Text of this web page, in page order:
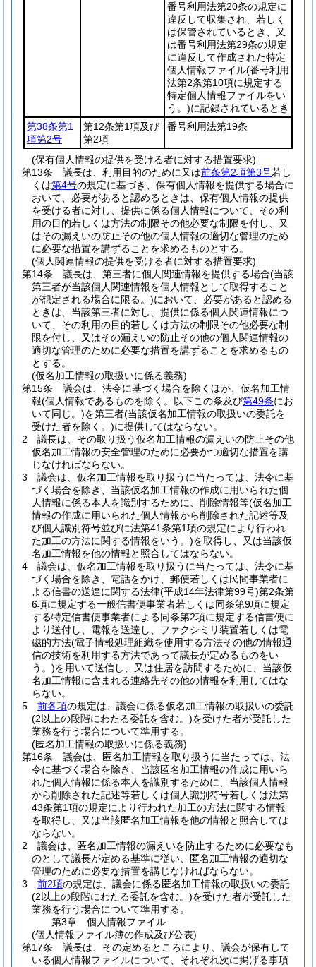
番号利用法第20条の規定に
違反して収集され、若しく
は保管されているとき、又
は番号利用法第29条の規定
に違反して作成された特定
個人情報ファイル(番号利用
法第2条第10項に規定する
特定個人情報ファイルをい
う。)に記録されているとき
第38条第1
項第2号
第12条第1項及び
第2項
番号利用法第19条
(保有個人情報の提供を受ける者に対する措置要求)
第13条
議長は、利用目的のために又は前条第2項第3号若し
くは第4号の規定に基づき、保有個人情報を提供する場合に
おいて、必要があると認めるときは、保有個人情報の提供
を受ける者に対し、提供に係る個人情報について、その利
用の目的若しくは方法の制限その他必要な制限を付し、又
はその漏えいの防止その他の個人情報の適切な管理のため
に必要な措置を講ずることを求めるものとする。
(個人関連情報の提供を受ける者に対する措置要求)
第14条
議長は、第三者に個人関連情報を提供する場合(当該
第三者が当該個人関連情報を個人情報として取得すること
が想定される場合に限る。)において、必要があると認める
ときは、当該第三者に対し、提供に係る個人関連情報につ
いて、その利用の目的若しくは方法の制限その他必要な制
限を付し、又はその漏えいの防止その他の個人関連情報の
適切な管理のために必要な措置を講ずることを求めるもの
とする。
(仮名加工情報の取扱いに係る義務)
第15条
議会は、法令に基づく場合を除くほか、仮名加工情
報(個人情報であるものを除く。以下この条及び第49条にお
いて同じ。)を第三者(当該仮名加工情報の取扱いの委託を
受けた者を除く。)に提供してはならない。
2
議長は、その取り扱う仮名加工情報の漏えいの防止その他
仮名加工情報の安全管理のために必要かつ適切な措置を講
じなければならない。
3
議会は、仮名加工情報を取り扱うに当たっては、法令に基
づく場合を除き、当該仮名加工情報の作成に用いられた個
人情報に係る本人を識別するために、削除情報等(仮名加工
情報の作成に用いられた個人情報から削除された記述等及
び個人識別符号並びに法第41条第1項の規定により行われ
た加工の方法に関する情報をいう。)を取得し、又は当該仮
名加工情報を他の情報と照合してはならない。
4
議会は、仮名加工情報を取り扱うに当たっては、法令に基
づく場合を除き、電話をかけ、郵便若しくは民間事業者に
よる信書の送達に関する法律(平成14年法律第99号)第2条第
6項に規定する一般信書便事業者若しくは同条第9項に規定
する特定信書便事業者による同条第2項に規定する信書便に
より送付し、電報を送達し、ファクシミリ装置若しくは電
磁的方法(電子情報処理組織を使用する方法その他の情報通
信の技術を利用する方法であって議長が定めるものをい
う。)を用いて送信し、又は住居を訪問するために、当該仮
名加工情報に含まれる連絡先その他の情報を利用してはな
らない。
5
前各項の規定は、議会に係る仮名加工情報の取扱いの委託
(2以上の段階にわたる委託を含む。)を受けた者が受託した
業務を行う場合について準用する。
(匿名加工情報の取扱いに係る義務)
第16条
議会は、匿名加工情報を取り扱うに当たっては、法
令に基づく場合を除き、当該匿名加工情報の作成に用いら
れた個人情報に係る本人を識別するために、当該個人情報
から削除された記述等若しくは個人識別符号若しくは法第
43条第1項の規定により行われた加工の方法に関する情報
を取得し、又は当該匿名加工情報を他の情報と照合しては
ならない。
2
議会は、匿名加工情報の漏えいを防止するために必要なも
のとして議長が定める基準に従い、匿名加工情報の適切な
管理のために必要な措置を講じなければならない。
3
前2項の規定は、議会に係る匿名加工情報の取扱いの委託
(2以上の段階にわたる委託を含む。)を受けた者が受託した
業務を行う場合について準用する。
第3章
個人情報ファイル
(個人情報ファイル簿の作成及び公表)
第17条
議長は、その定めるところにより、議会が保有して
いる個人情報ファイルについて、それぞれ次に掲げる事項